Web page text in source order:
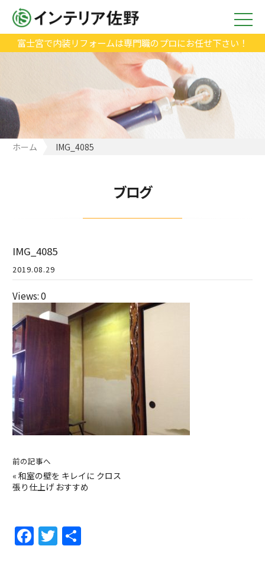
富士宮で内装リフォームは専門職のプロにお任せ下さい！
ホーム IMG_4085
ブログ
IMG_4085
2019.08.29
Views: 0
前の記事へ
« 和室の壁を キレイに クロス
張り仕上げ おすすめ
F
a
T
w